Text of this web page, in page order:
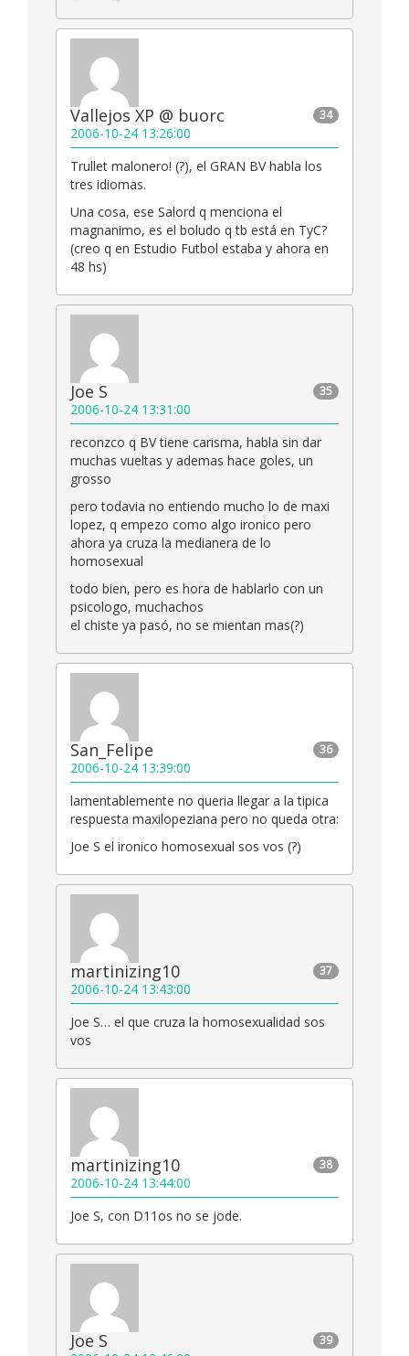
34
Vallejos XP @ buorc
2006-10-24 13:26:00
Trullet malonero! (?), el GRAN BV habla los
tres idiomas.
Una cosa, ese Salord q menciona el
magnanimo, es el boludo q tb está en TyC?
(creo q en Estudio Futbol estaba y ahora en
48 hs)
35
Joe S
2006-10-24 13:31:00
reconzco q BV tiene carisma, habla sin dar
muchas vueltas y ademas hace goles, un
grosso
pero todavia no entiendo mucho lo de maxi
lopez, q empezo como algo ironico pero
ahora ya cruza la medianera de lo
homosexual
todo bien, pero es hora de hablarlo con un
psicologo, muchachos
el chiste ya pasó, no se mientan mas(?)
36
San_Felipe
2006-10-24 13:39:00
lamentablemente no queria llegar a la tipica
respuesta maxilopeziana pero no queda otra:
Joe S el ironico homosexual sos vos (?)
37
martinizing10
2006-10-24 13:43:00
Joe S… el que cruza la homosexualidad sos
vos
38
martinizing10
2006-10-24 13:44:00
Joe S, con D11os no se jode.
39
Joe S